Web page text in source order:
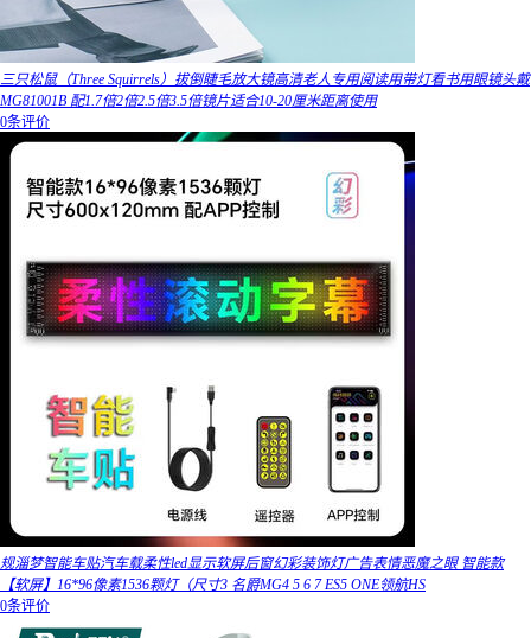
三只松鼠（Three Squirrels）拔倒睫毛放大镜高清老人专用阅读用带灯看书用眼镜头戴
MG81001B 配1.7倍2倍2.5倍3.5倍镜片适合10-20厘米距离使用
0条评价
规淄梦智能车贴汽车载柔性led显示软屏后窗幻彩装饰灯广告表情恶魔之眼 智能款
【软屏】16*96像素1536颗灯（尺寸3 名爵MG4 5 6 7 ES5 ONE领航HS
0条评价